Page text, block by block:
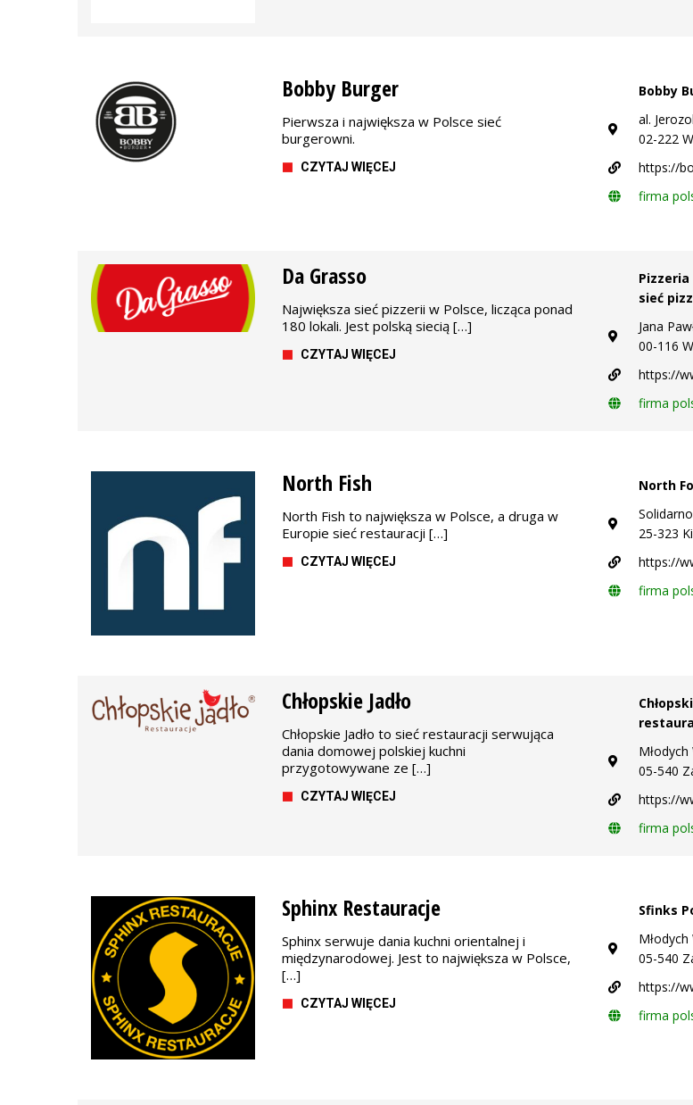
Bobby Burger
Pierwsza i największa w Polsce sieć
burgerowni.
CZYTAJ WIĘCEJ
Bobby
al.
02-222
https://
firma
Da Grasso
Największa sieć pizzerii w Polsce, licząca ponad
180 lokali. Jest polską siecią […]
CZYTAJ WIĘCEJ
Pizzeria
sieć
Jana
00-116
https://
firma
North Fish
North Fish to największa w Polsce, a druga w
Europie sieć restauracji […]
CZYTAJ WIĘCEJ
North
25-323
https://
firma
Chłopskie Jadło
Chłopskie Jadło to sieć restauracji serwująca
dania domowej polskiej kuchni
przygotowywane ze […]
CZYTAJ WIĘCEJ
05-540
https://
firma
Sphinx Restauracje
Sphinx serwuje dania kuchni orientalnej i
międzynarodowej. Jest to największa w Polsce,
[…]
CZYTAJ WIĘCEJ
Sfinks
05-540
https://
firma